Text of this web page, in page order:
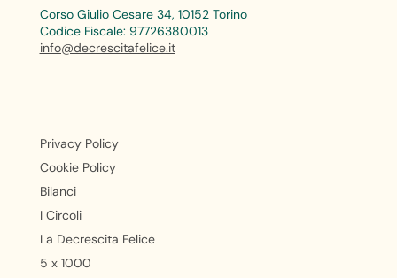
Corso Giulio Cesare 34, 10152 Torino
Codice Fiscale: 97726380013
info@decrescitafelice.it
Privacy Policy
Cookie Policy
Bilanci
I Circoli
La Decrescita Felice
5 x 1000